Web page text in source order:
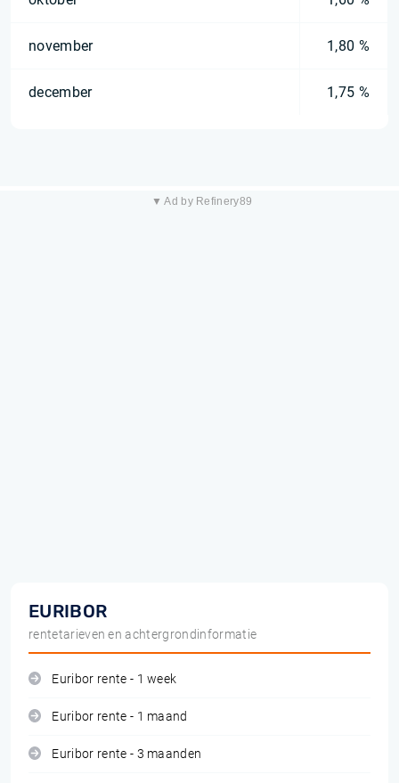
november 1,80 %
december 1,75 %
▼ Ad by Refinery89
EURIBOR
rentetarieven en achtergrondinformatie
Euribor rente - 1 week
Euribor rente - 1 maand
Euribor rente - 3 maanden